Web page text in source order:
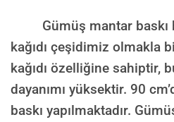
Gümüş mantar baskı
kağıdı çeşidimiz olmakla
kağıdı özelliğine sahiptir,
dayanımı yüksektir. 90
baskı yapılmaktadır.